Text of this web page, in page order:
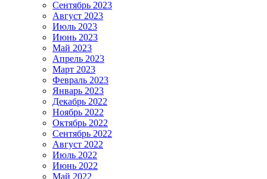
Сентябрь 2023
Август 2023
Июль 2023
Июнь 2023
Май 2023
Апрель 2023
Март 2023
Февраль 2023
Январь 2023
Декабрь 2022
Ноябрь 2022
Октябрь 2022
Сентябрь 2022
Август 2022
Июль 2022
Июнь 2022
Май 2022